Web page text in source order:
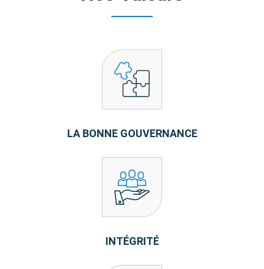
LA BONNE GOUVERNANCE
INTÉGRITÉ